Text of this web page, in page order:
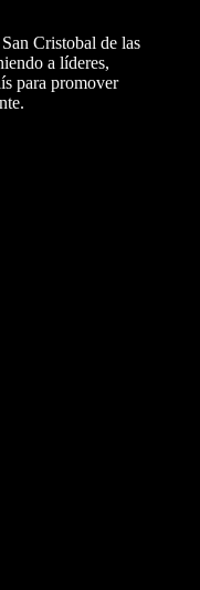
Cristobal de las
a líderes,
para promover